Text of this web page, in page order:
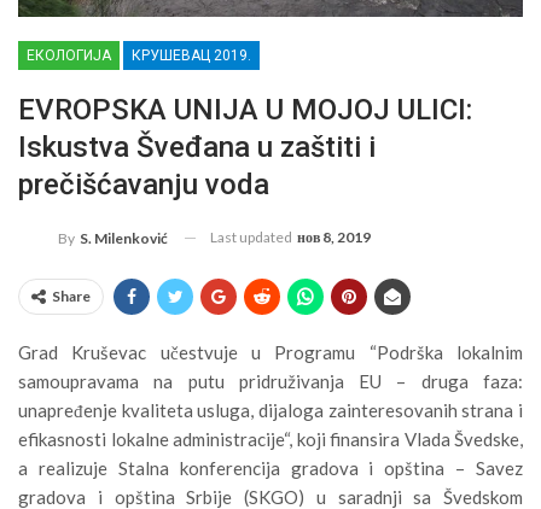
ЕКОЛОГИЈА КРУШЕВАЦ 2019.
EVROPSKA UNIJA U MOJOJ ULICI:
Iskustva Šveđana u zaštiti i
prečišćavanju voda
By S. Milenković Last updated нов 8, 2019
Share
Grad Kruševac učestvuje u Programu “Podrška lokalnim
samoupravama na putu pridruživanja EU – druga faza:
unapređenje kvaliteta usluga, dijaloga zainteresovanih strana i
efikasnosti lokalne administracije“, koji finansira Vlada Švedske,
a realizuje Stalna konferencija gradova i opština – Savez
gradova i opština Srbije (SKGO) u saradnji sa Švedskom